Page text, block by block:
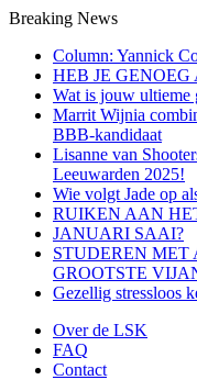
Breaking News
Column: Yannick
HEB JE
Wat is jouw ultieme
Marrit Wijnia
BBB‑kandidaat
Lisanne van
Leeuwarden 2025!
Wie volgt Jade op
RUIKEN AAN
JANUARI SAAI?
STUDEREN MET
GROOTSTE
Gezellig stressloos
Over de LSK
FAQ
Contact